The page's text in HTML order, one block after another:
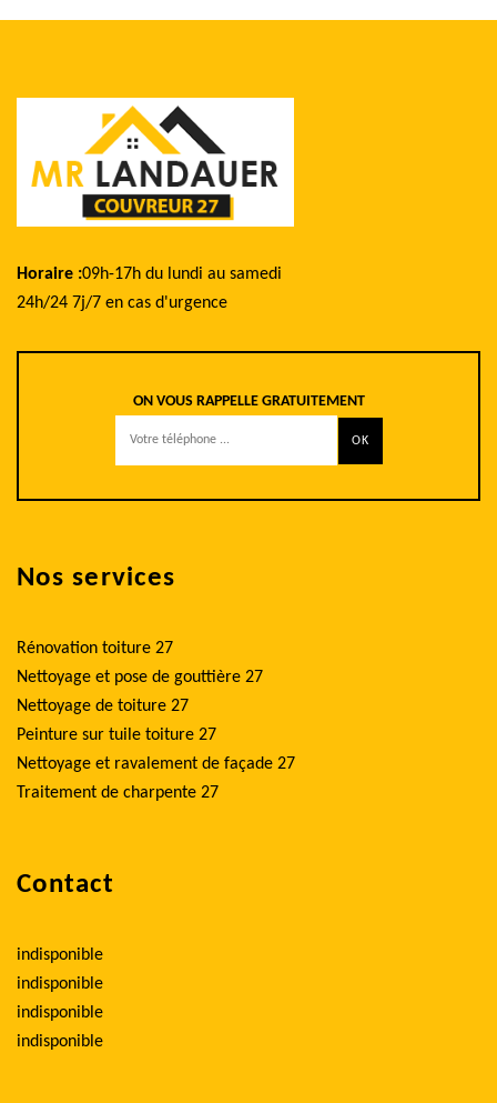
Horaire :09h-17h du lundi au samedi
24h/24 7j/7 en cas d'urgence
ON VOUS RAPPELLE GRATUITEMENT
Nos services
Rénovation toiture 27
Nettoyage et pose de gouttière 27
Nettoyage de toiture 27
Peinture sur tuile toiture 27
Nettoyage et ravalement de façade 27
Traitement de charpente 27
Contact
indisponible
indisponible
indisponible
indisponible